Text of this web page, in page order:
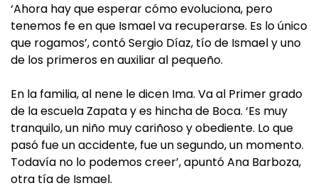
‘Ahora hay que esperar cómo evoluciona, pero
tenemos fe en que Ismael va recuperarse. Es lo único
que rogamos’, contó Sergio Díaz, tío de Ismael y uno
de los primeros en auxiliar al pequeño.
En la familia, al nene le dicen Ima. Va al Primer grado
de la escuela Zapata y es hincha de Boca. ‘Es muy
tranquilo, un niño muy cariñoso y obediente. Lo que
pasó fue un accidente, fue un segundo, un momento.
Todavía no lo podemos creer’, apuntó Ana Barboza,
otra tía de Ismael.